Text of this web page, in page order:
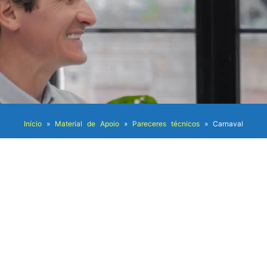
Início » Material de Apoio » Pareceres técnicos » Carnaval